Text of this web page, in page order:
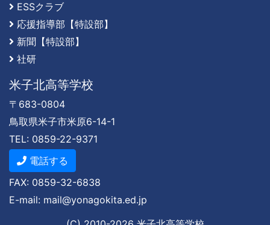
ESSクラブ
応援指導部【特設部】
新聞【特設部】
社研
米子北高等学校
〒683-0804
鳥取県米子市米原6-14-1
TEL: 0859-22-9371
電話する
FAX: 0859-32-6838
E-mail: mail@yonagokita.ed.jp